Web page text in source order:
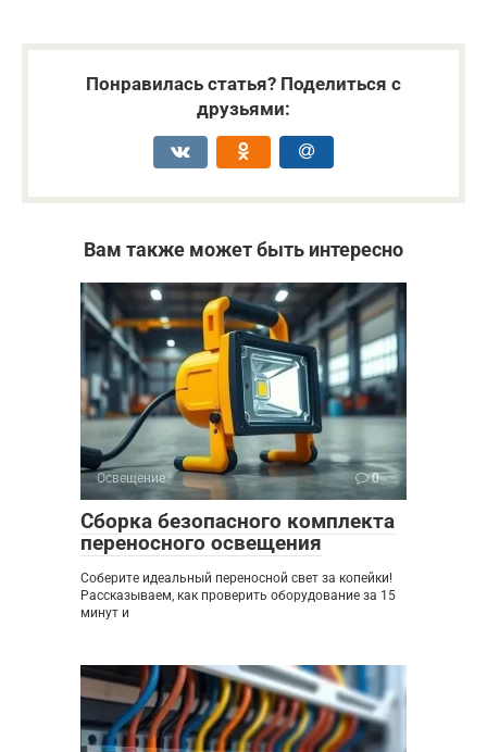
Понравилась статья? Поделиться с
друзьями:
Вам также может быть интересно
Освещение 0
Сборка безопасного комплекта
переносного освещения
Соберите идеальный переносной свет за копейки!
Рассказываем, как проверить оборудование за 15
минут и